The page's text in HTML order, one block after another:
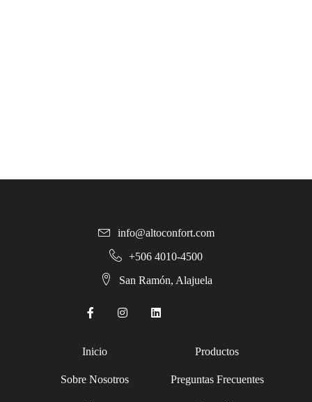
info@altoconfort.com
+506 4010-4500
San Ramón, Alajuela
Inicio Productos
Sobre Nosotros Preguntas Frecuentes